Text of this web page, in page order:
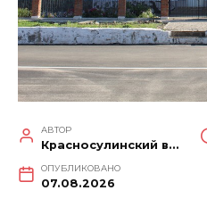
АВТОР
Красносулинский вестник
ОПУБЛИКОВАНО
07.08.2026